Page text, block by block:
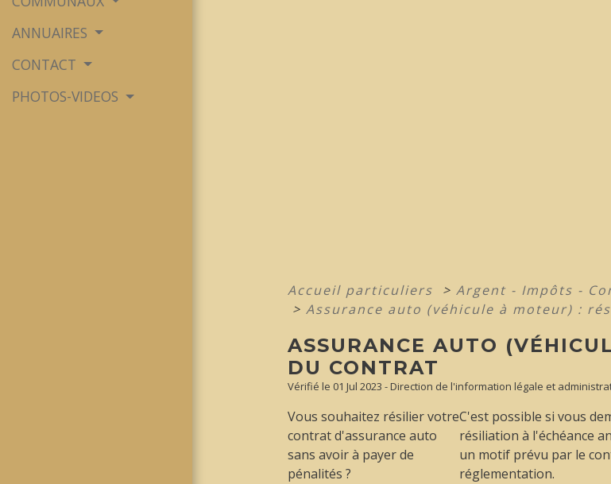
ANNUAIRES
CONTACT
PHOTOS-VIDEOS
Accueil particuliers > Argent - Impôts -
> Assurance auto (véhicule à moteur) :
ASSURANCE AUTO
DU CONTRAT
Vérifié le 01 Jul 2023 - Direction de l'information légale et
Vous souhaitez résilier votre
contrat d'assurance auto
sans avoir à payer de
pénalités ?
C'est possible si vous
résiliation à l'échéance
un motif prévu par le
réglementation.